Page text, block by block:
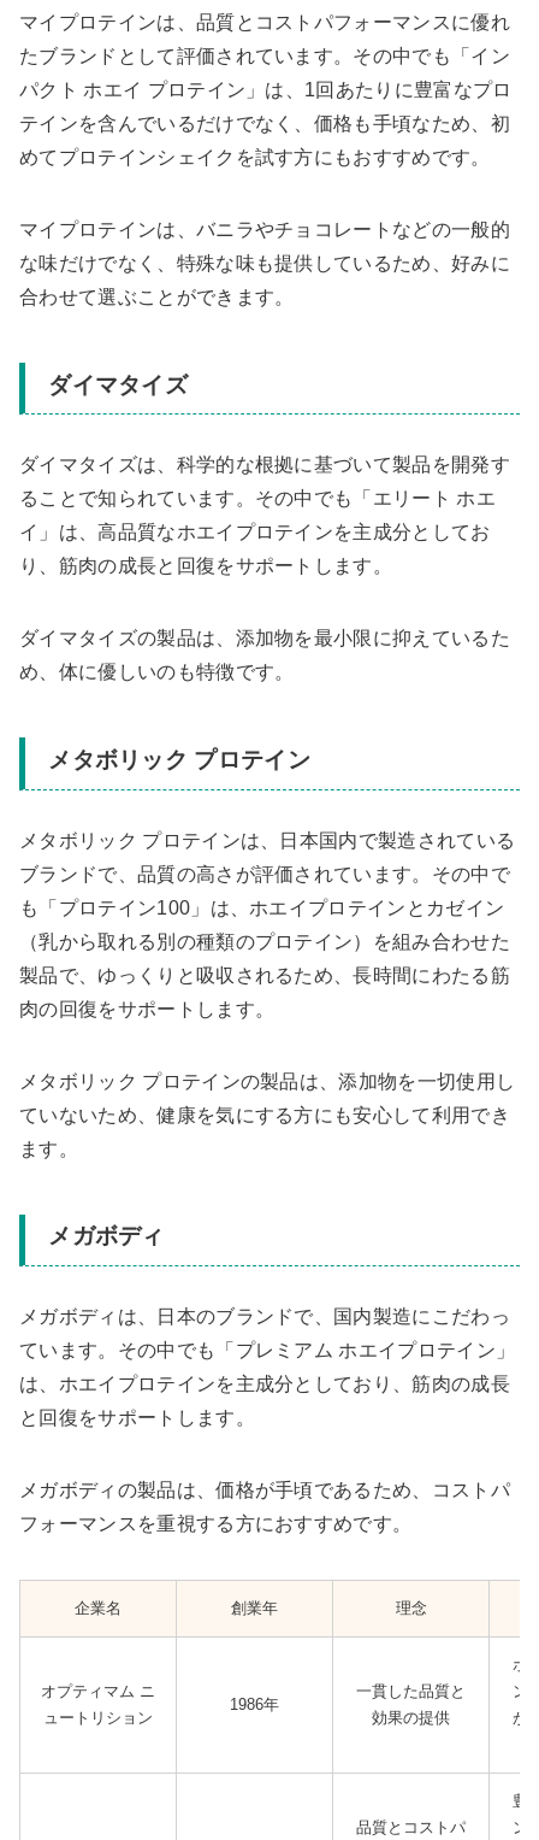
マイプロテインは、品質とコストパフォーマンスに優れ
たブランドとして評価されています。その中でも「イン
パクト ホエイ プロテイン」は、1回あたりに豊富なプロ
テインを含んでいるだけでなく、価格も手頃なため、初
めてプロテインシェイクを試す方にもおすすめです。
マイプロテインは、バニラやチョコレートなどの一般的
な味だけでなく、特殊な味も提供しているため、好みに
合わせて選ぶことができます。
ダイマタイズ
ダイマタイズは、科学的な根拠に基づいて製品を開発す
ることで知られています。その中でも「エリート ホエ
イ」は、高品質なホエイプロテインを主成分としてお
り、筋肉の成長と回復をサポートします。
ダイマタイズの製品は、添加物を最小限に抑えているた
め、体に優しいのも特徴です。
メタボリック プロテイン
メタボリック プロテインは、日本国内で製造されている
ブランドで、品質の高さが評価されています。その中で
も「プロテイン100」は、ホエイプロテインとカゼイン
（乳から取れる別の種類のプロテイン）を組み合わせた
製品で、ゆっくりと吸収されるため、長時間にわたる筋
肉の回復をサポートします。
メタボリック プロテインの製品は、添加物を一切使用し
ていないため、健康を気にする方にも安心して利用でき
ます。
メガボディ
メガボディは、日本のブランドで、国内製造にこだわっ
ています。その中でも「プレミアム ホエイプロテイン」
は、ホエイプロテインを主成分としており、筋肉の成長
と回復をサポートします。
メガボディの製品は、価格が手頃であるため、コストパ
フォーマンスを重視する方におすすめです。
企業名 創業年 理念
オプティマム ニ
ュートリション
1986年
一貫した品質と
効果の提供
ホ
ン
が
品質とコストパ
豊
ン